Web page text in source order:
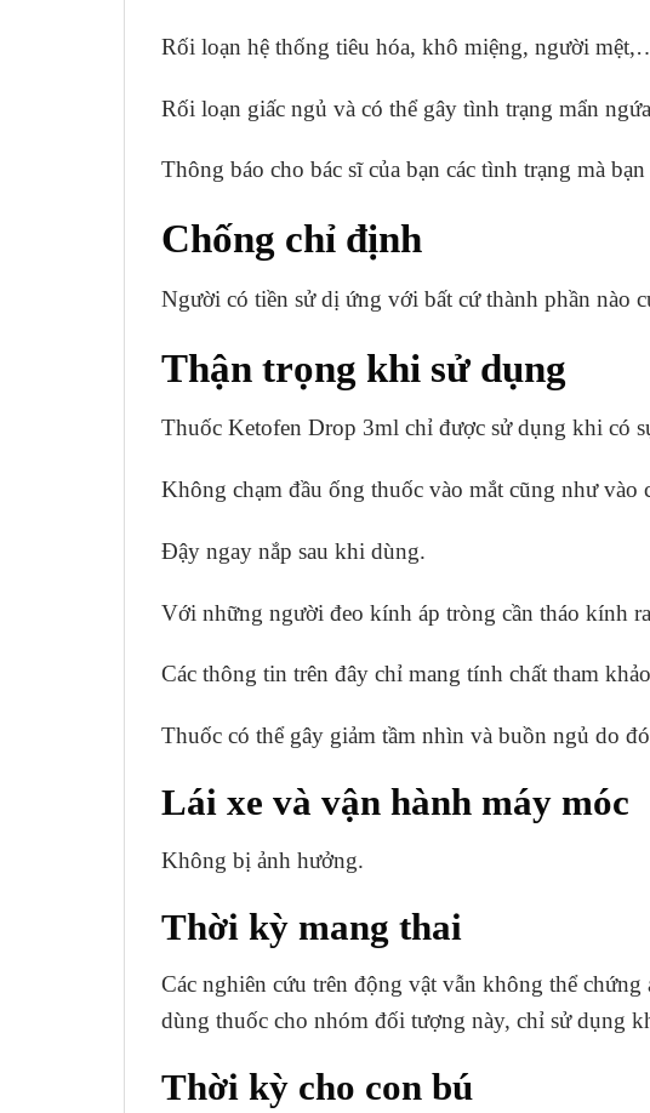
Rối loạn hệ thống tiêu hóa, khô miệng, người
Rối loạn giấc ngủ và có thể gây tình trạng mẩn
Thông báo cho bác sĩ của bạn các tình trạng mà
Chống chỉ định
Người có tiền sử dị ứng với bất cứ thành phần nào
Thận trọng khi sử dụng
Thuốc Ketofen Drop 3ml chỉ được sử dụng khi có
Không chạm đầu ống thuốc vào mắt cũng như vào
Đậy ngay nắp sau khi dùng.
Với những người đeo kính áp tròng cần tháo kính
Các thông tin trên đây chỉ mang tính chất tham
Thuốc có thể gây giảm tầm nhìn và buồn ngủ do
Lái xe và vận hành máy móc
Không bị ảnh hưởng.
Thời kỳ mang thai
Các nghiên cứu trên động vật vẫn không thể
dùng thuốc cho nhóm đối tượng này, chỉ sử dụng
Thời kỳ cho con bú